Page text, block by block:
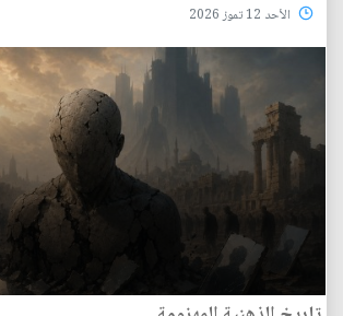
الأحد 12 تموز 2026